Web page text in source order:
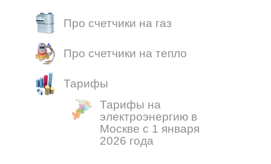
Про счетчики на газ
Про счетчики на тепло
Тарифы
Тарифы на
электроэнергию в
Москве с 1 января
2026 года